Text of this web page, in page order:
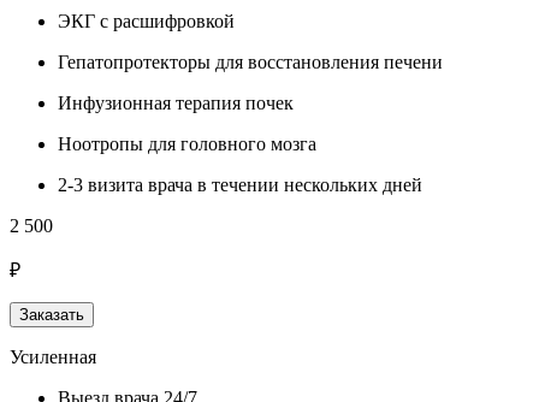
ЭКГ с расшифровкой
Гепатопротекторы для восстановления печени
Инфузионная терапия почек
Ноотропы для головного мозга
2-3 визита врача в течении нескольких дней
2 500
₽
Заказать
Усиленная
Выезд врача 24/7